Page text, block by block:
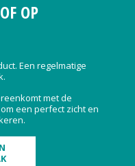
OP
Een regelmatige
met de
een perfect zicht en